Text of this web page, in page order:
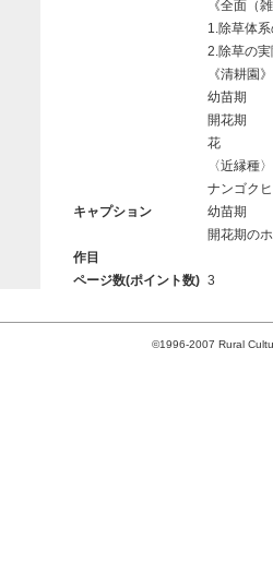
《全面（
1.除草体
2.除草の実
《清耕園》
幼苗期
開花期
花
〈近縁種
ナンゴク
キャプション
幼苗期
開花期の
作目
ページ数(ポイント数) 3
©1996-2007 Rural